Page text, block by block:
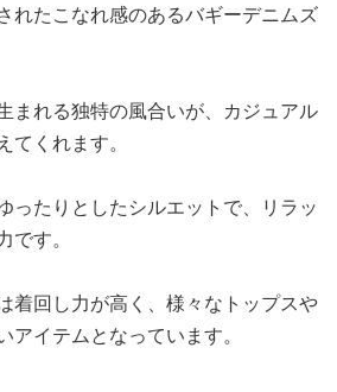
れたこなれ感のあるバギーデニムズ
まれる独特の風合いが、カジュアル
くれます。
ったりとしたシルエットで、リラッ
す。
着回し力が高く、様々なトップスや
アイテムとなっています。